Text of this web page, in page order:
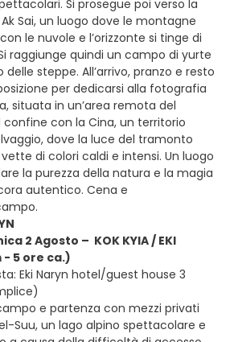
Si prosegue poi verso la
Sai, un luogo dove le montagne
le nuvole e l’orizzonte si tinge di
raggiunge quindi un campo di yurte
steppe. All’arrivo, pranzo e resto
per dedicarsi alla fotografia
situata in un’area remota del
confine con la Cina, un territorio
dove la luce del tramonto
di colori caldi e intensi. Un luogo
la purezza della natura e la magia
autentico. Cena e
2 Agosto – KOK KYIA / EKI
- 5 ore ca.)
Eki Naryn hotel/guest house 3
e partenza con mezzi privati
Suu, un lago alpino spettacolare e